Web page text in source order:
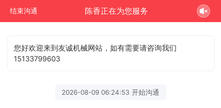
结束沟通 陈香正在为您服务
您好欢迎来到友诚机械网站，如有需要请咨询我们
15133799603
2026-08-09 06:24:53 开始沟通